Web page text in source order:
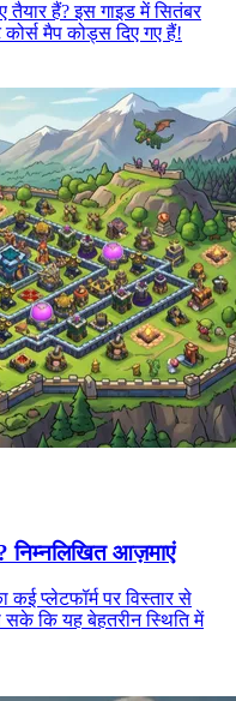
हैं? इस गाइड में सितंबर
मैप कोड्स दिए गए हैं!
निम्नलिखित आज़माएं
प्लेटफॉर्म पर विस्तार से
सके कि यह बेहतरीन स्थिति में